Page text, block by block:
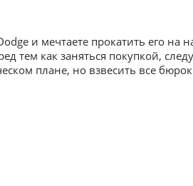
и мечтаете прокатить его на
тем как заняться покупкой,
плане, но взвесить все